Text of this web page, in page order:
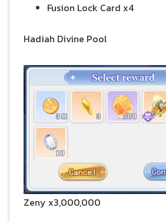
Fusion Lock Card x4
Hadiah Divine Pool
Zeny x3,000,000